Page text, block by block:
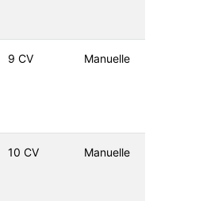
9 CV Manuelle
10 CV Manuelle